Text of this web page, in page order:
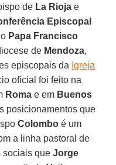
de La Rioja e
Episcopal
Papa Francisco
de Mendoza,
episcopais da Igreja
oficial foi feito na
Roma e em Buenos
posicionamentos que
Colombo é um
a linha pastoral de
sociais queJorge